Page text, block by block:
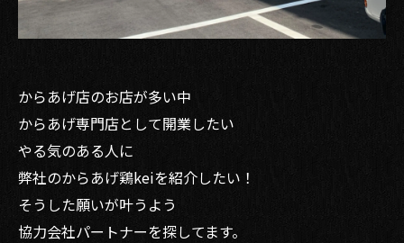
からあげ店のお店が多い中
からあげ専門店として開業したい
やる気のある人に
弊社のからあげ鶏keiを紹介したい！
そうした願いが叶うよう
協力会社パートナーを探してます。